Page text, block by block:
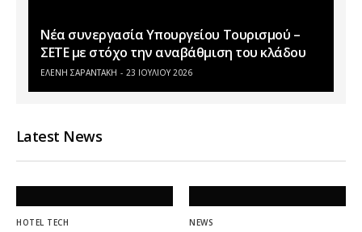
Νέα συνεργασία Υπουργείου Τουρισμού –
ΣΕΤΕ με στόχο την αναβάθμιση του κλάδου
ΕΛΕΝΗ ΣΑΡΑΝΤΑΚΗ 23 ΙΟΥΛΊΟΥ 2026
Latest News
HOTEL TECH NEWS